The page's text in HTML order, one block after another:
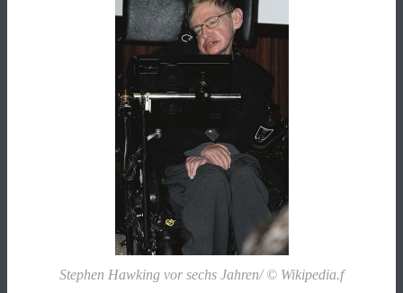
Stephen Hawking vor sechs Jahren/ © Wikipedia.f